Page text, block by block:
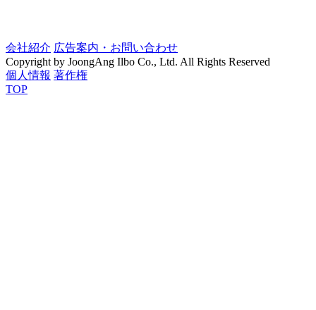
会社紹介 広告案内・お問い合わせ
Copyright by JoongAng Ilbo Co., Ltd. All Rights Reserved
個人情報 著作権
TOP